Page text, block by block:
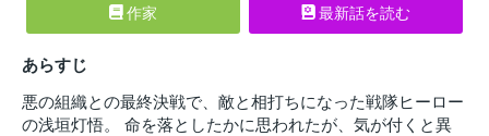
作家 最新話を読む
あらすじ
悪の組織との最終決戦で、敵と相打ちになった戦隊ヒーロー
の浅垣灯悟。 命を落としたかに思われたが、気が付くと異